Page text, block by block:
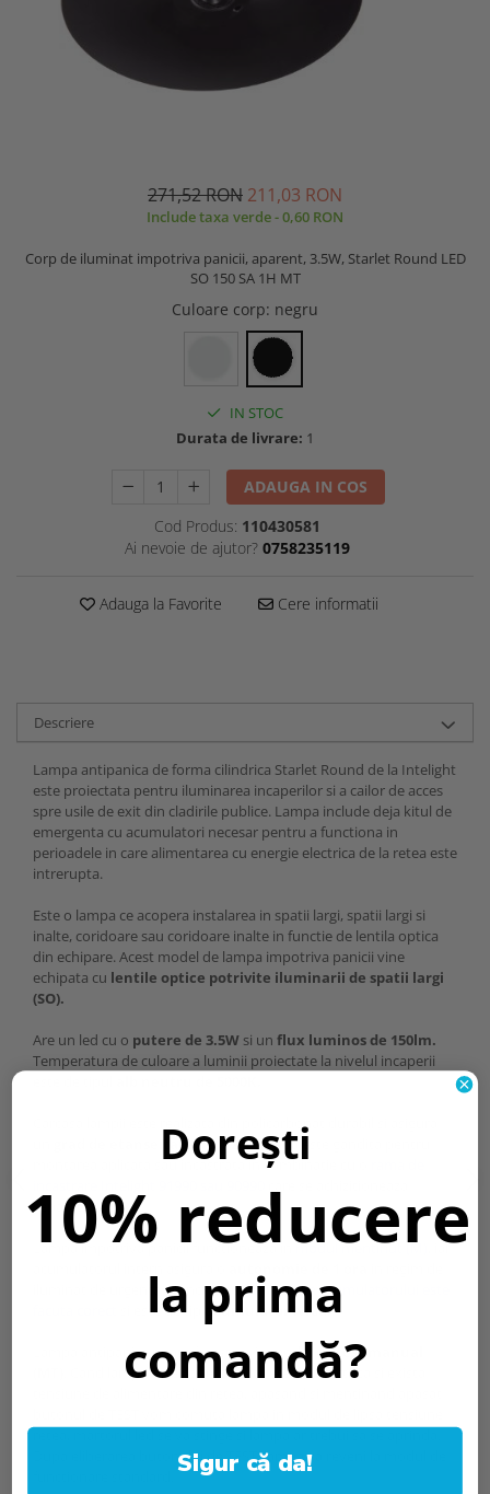
271,52 RON 211,03 RON
Include taxa verde - 0,60 RON
Corp de iluminat impotriva panicii, aparent, 3.5W, Starlet Round LED
SO 150 SA 1H MT
Culoare corp: negru
IN STOC
Durata de livrare: 1
ADAUGA IN COS
Cod Produs: 110430581
Ai nevoie de ajutor? 0758235119
Adauga la Favorite Cere informatii
Descriere
Lampa antipanica de forma cilindrica Starlet Round de la Intelight
este proiectata pentru iluminarea incaperilor si a cailor de acces
spre usile de exit din cladirile publice. Lampa include deja kitul de
emergenta cu acumulatori necesar pentru a functiona in
perioadele in care alimentarea cu energie electrica de la retea este
intrerupta.
Este o lampa ce acopera instalarea in spatii largi, spatii largi si
inalte, coridoare sau coridoare inalte in functie de lentila optica
din echipare. Acest model de lampa impotriva panicii vine
echipata cu lentile optice potrivite iluminarii de spatii largi
(SO).
Are un led cu o putere de 3.5W si un flux luminos de 150lm.
Temperatura de culoare a luminii proiectate la nivelul incaperii
Carcasa lampii este realizata din policarbonat durabil si asigura
grad de etanseitate de IP20.Lampa este gandita pentru
montarea aplicata sau incastrata in combinatie cu o
separat.
Lampa impotriva panicii functioneaza in modul mentinut (M)
, iar
iluminat de urgenta atunci candformatarea acumulatorului este
si este de tip acumulator NiCd.
Lampa antipanica poate fi testata in modul detest manual
. Cand lampa este conectata la reteaua electrica si exista
Dupa eliberarea butonului de TEST, lampa va reveni la modul de
Dorești
10% reducere
la prima
comandă?
Sigur că da!